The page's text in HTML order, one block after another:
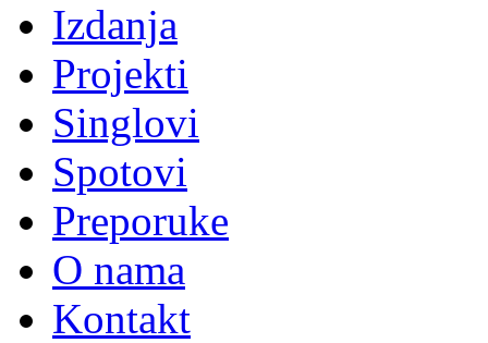
Izdanja
Projekti
Singlovi
Spotovi
Preporuke
O nama
Kontakt